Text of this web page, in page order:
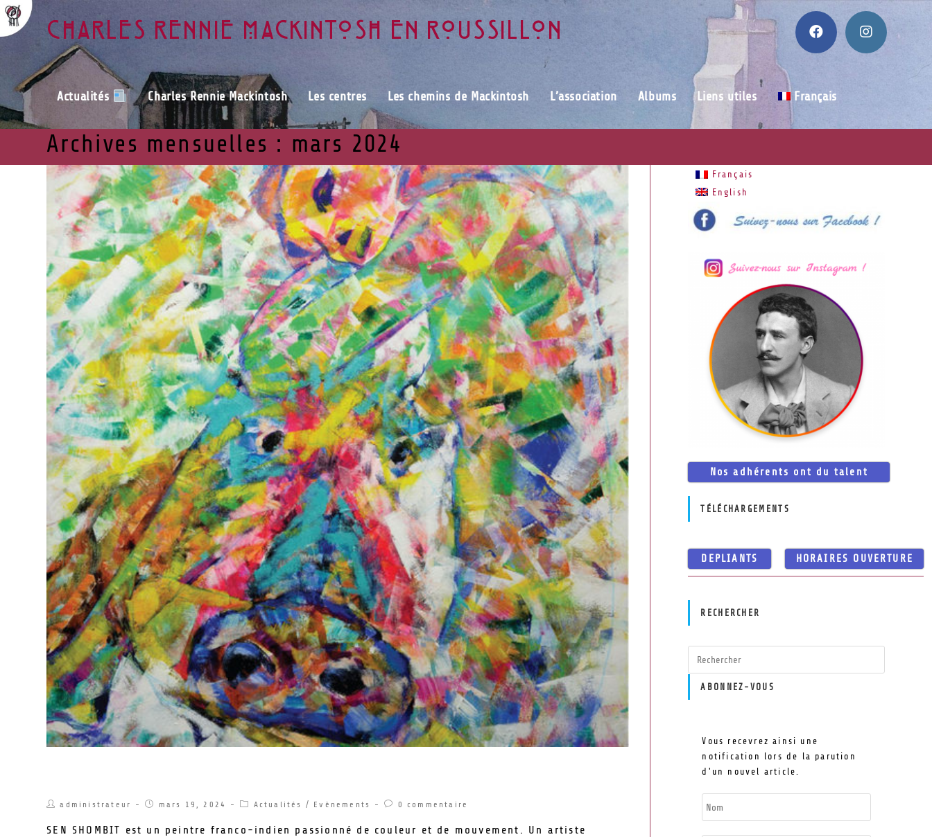
Charles Rennie Mackintosh en Roussillon
Actualités Charles Rennie Mackintosh Les centres Les chemins de Mackintosh L’association Albums Liens utiles Français
Archives mensuelles : mars 2024
administrateur mars 19, 2024 Actualités / Evènements 0 commentaire
SEN SHOMBIT est un peintre franco-indien passionné de couleur et de mouvement. Un artiste
Français
English
Nos adhérents ont du talent
TÉLÉCHARGEMENTS
DEPLIANTS HORAIRES OUVERTURE
RECHERCHER
ABONNEZ-VOUS
Vous recevrez ainsi une
notification lors de la parution
d'un nouvel article.